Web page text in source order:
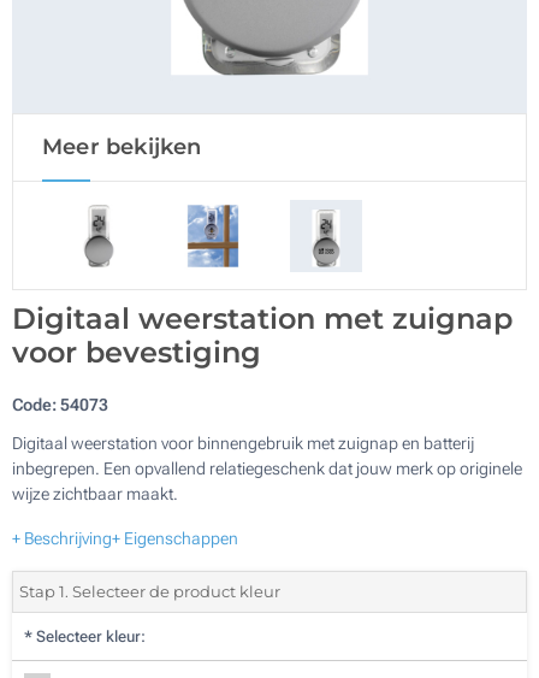
Meer bekijken
Digitaal weerstation met zuignap
voor bevestiging
Code:54073
Digitaal weerstation voor binnengebruik met zuignap en batterij
inbegrepen. Een opvallend relatiegeschenk dat jouw merk op originele
wijze zichtbaar maakt.
+ Beschrijving+ Eigenschappen
Stap 1. Selecteer de product kleur
* Selecteer kleur: